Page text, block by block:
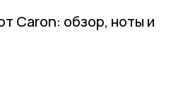
Caron: обзор, ноты и